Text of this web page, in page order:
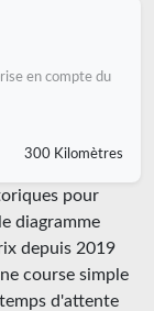
en compte du
300 Kilomètres
pour
diagramme
depuis 2019
course simple
d'attente